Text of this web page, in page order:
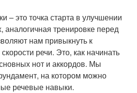
– это точка старта в улучшении
аналогичная тренировке перед
нам привыкнуть к
речи. Это, как начинать
нот и аккордов. Мы
на котором можно
речевые навыки.